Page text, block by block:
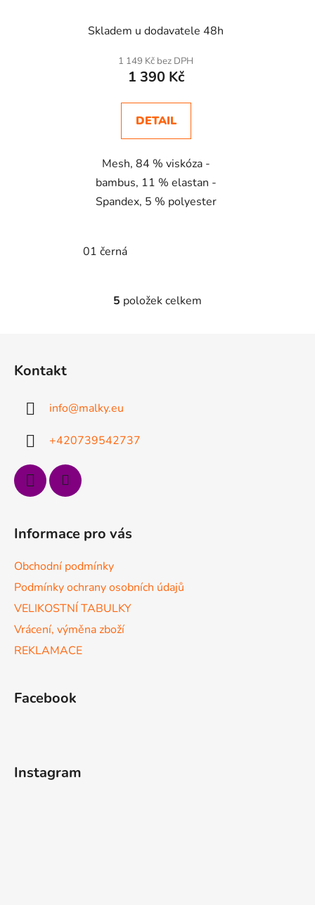
Skladem u dodavatele 48h
1 149 Kč bez DPH
1 390 Kč
DETAIL
Mesh, 84 % viskóza -
bambus, 11 % elastan -
Spandex, 5 % polyester
01 černá
O
u
5 položek celkem
Kontakt
info@malky.eu
+420739542737
Informace pro vás
Obchodní podmínky
Podmínky ochrany osobních údajů
VELIKOSTNÍ TABULKY
Vrácení, výměna zboží
REKLAMACE
Facebook
Instagram